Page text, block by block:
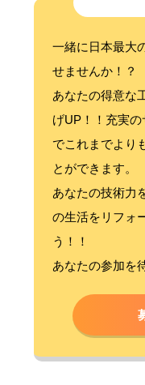
一緒に日本最大
せませんか！？
あなたの得意な
げUP！！充実
でこれまでより
とができます。
あなたの技術力
の生活をリフォ
う！！
あなたの参加を